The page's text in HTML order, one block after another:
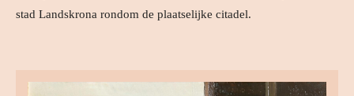
stad Landskrona rondom de plaatselijke citadel.